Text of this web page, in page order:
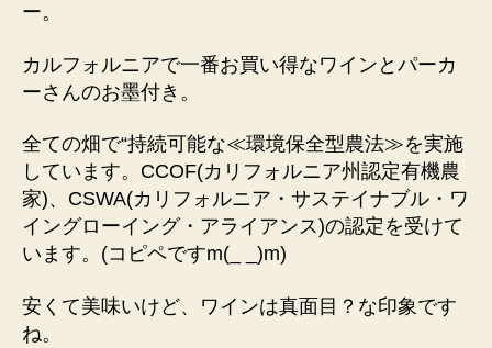
ー。
カルフォルニアで一番お買い得なワインとパーカ
ーさんのお墨付き。
全ての畑で“持続可能な≪環境保全型農法≫を実施
しています。CCOF(カリフォルニア州認定有機農
家)、CSWA(カリフォルニア・サステイナブル・ワ
イングローイング・アライアンス)の認定を受けて
います。(コピペですm(_ _)m)
安くて美味いけど、ワインは真面目？な印象です
ね。